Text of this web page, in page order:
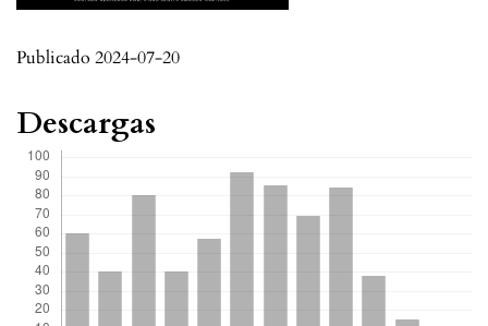
Publicado 2024-07-20
Descargas